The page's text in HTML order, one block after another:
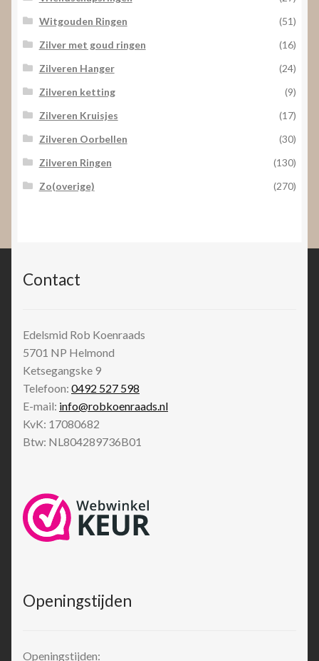
Witgouden Ringen
(51)
Zilver met goud ringen
(16)
Zilveren Hanger
(24)
Zilveren ketting
(9)
Zilveren Kruisjes
(17)
Zilveren Oorbellen
(30)
Zilveren Ringen
(130)
Zo(overige)
(270)
Contact
Edelsmid Rob Koenraads
5701 NP Helmond
Ketsegangske 9
Telefoon: 0492 527 598
E-mail: info@robkoenraads.nl
KvK: 17080682
Btw: NL804289736B01
Openingstijden
Openingstijden: